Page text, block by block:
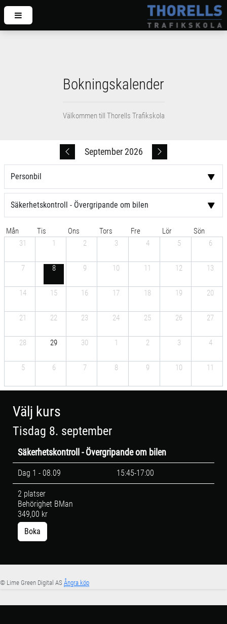
Bokningskalender
Välkommen till Thorells Trafikskola
September 2026
Mån Tis Ons Tors Fre Lör
Sön
31
1 2 3 4 5 6
7 8 9 10 11 12 13
14 15 16 17 18 19 20
21 22 23 24 25 26 27
28 29 30 1 2 3 4
5 6 7 8 9 10 11
Välj kurs
Tisdag 8. september
Säkerhetskontroll - Övergripande om bilen
Dag 1 - 08.09 15:45-17:00
2 platser
Behörighet BMan
349,00 kr
Boka
© Lime Green Digital AS Ångra köp